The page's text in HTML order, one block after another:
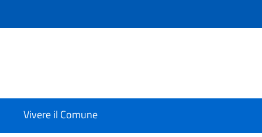
Vivere il Comune